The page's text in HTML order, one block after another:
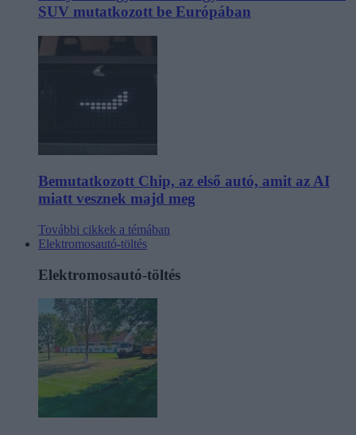
SUV mutatkozott be Európában
Bemutatkozott Chip, az első autó, amit az AI
miatt vesznek majd meg
További cikkek a témában
Elektromosautó-töltés
Elektromosautó-töltés